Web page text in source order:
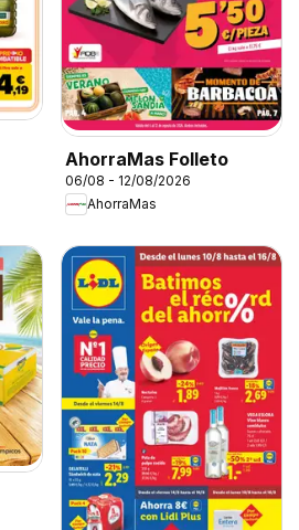
AhorraMas Folleto
06/08 - 12/08/2026
AhorraMas